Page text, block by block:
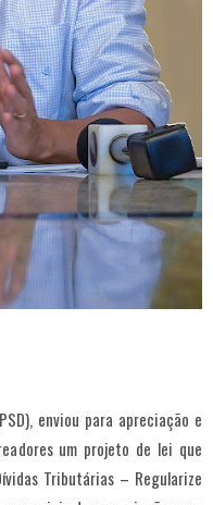
enviou para apreciação e
um projeto de lei que
Tributárias – Regularize